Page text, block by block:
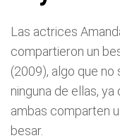
Las actrices
compartieron un
(2009), algo que no
ninguna de ellas,
ambas comparten
besar.